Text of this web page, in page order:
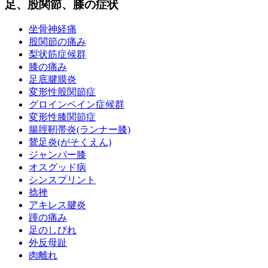
足、股関節、膝の症状
坐骨神経痛
股関節の痛み
梨状筋症候群
膝の痛み
足底腱膜炎
変形性股関節症
グロインペイン症候群
変形性膝関節症
腸脛靭帯炎(ランナー膝)
鵞足炎(がそくえん)
ジャンパー膝
オスグッド病
シンスプリント
捻挫
アキレス腱炎
踵の痛み
足のしびれ
外反母趾
肉離れ